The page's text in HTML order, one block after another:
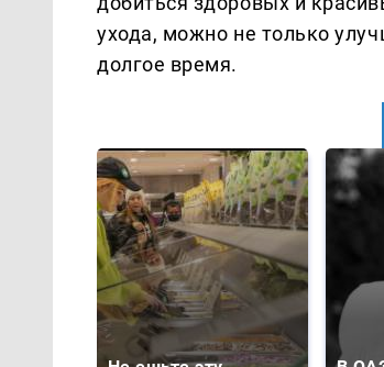
ухода, можно не только
долгое время.